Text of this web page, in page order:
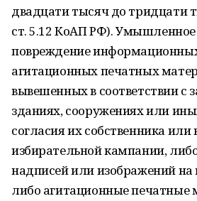
двадцати тысяч до тридцати
ст. 5.12 КоАП РФ).
повреждение
агитационных печатных
вывешенных в соответствии с
зданиях, сооружениях или
согласия их собственника или
избирательной кампании,
надписей или изображений
либо агитационные печатные